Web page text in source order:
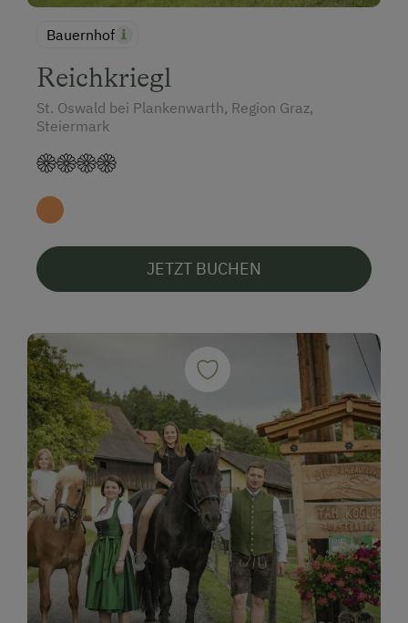
Bauernhof
Reichkriegl
St. Oswald bei Plankenwarth, Region Graz,
Steiermark
JETZT BUCHEN